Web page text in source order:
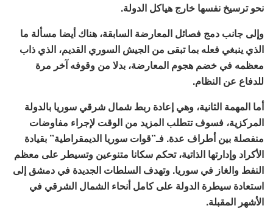
نحو ترسيخ نفسها خارج هياكل الدولة.
وإلى جانب دمج فصائل المعارضة السابقة، هناك أيضا مسألة ما
الذي ينبغي فعله بما تبقى من الجيش السوري القديم، الذي ذاب
معظمه في خضم هجوم المعارضة، بدلا من وقوفه آخر مرة
للدفاع عن النظام.
أما المهمة الثانية، وهي إعادة ربط شمال شرقي سوريا بالدولة
المركزية، فسوف تتطلب المزيد من الوقت لإجراء مفاوضات
منفصلة بين أطراف عدة. فـ”قوات سوريا الديمقراطية” بقيادة
الأكراد وإدارتها الذاتية، تحكم سكانا متنوعين وتسيطر على معظم
النفط والغاز في سوريا. وتهدف السلطات الجديدة في دمشق إلى
استعادة سيطرة الدولة على كامل أنحاء الشمال الشرقي في
الأشهر المقبلة.